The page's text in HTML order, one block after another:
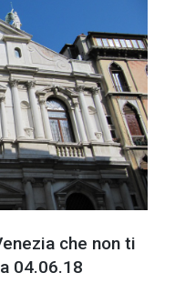
che non ti
04.06.18